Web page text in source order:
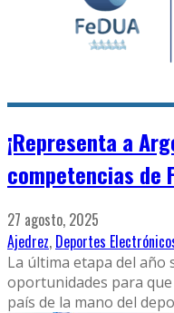
¡Representa a
competencias de
27 agosto, 2025
Ajedrez, Deportes
La última etapa del año
oportunidades para
país de la mano del